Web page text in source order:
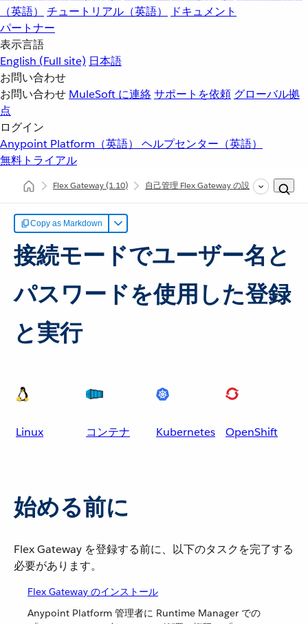
（英語）
チュートリアル（英語）
ドキュメント
パートナー
表示言語
English (Full site) 日本語
お問い合わせ
お問い合わせ MuleSoft に連絡サポートを依頼 グローバル拠
点
ログイン
Anypoint Platform（英語） ヘルプセンター（英語）
無料トライアル
Flex Gateway(1.10) 自己管理 Flex Gateway の設定 接続モ
Copy as Markdown
接続モードでユーザー名と
パスワードを使用した登録
と実行
Linux コンテナ Kubernetes OpenShift
始める前に
Flex Gateway を登録する前に、以下のタスクを完了する
必要があります。
Flex Gateway のインストール
Anypoint Platform 管理者に Runtime Manager での​